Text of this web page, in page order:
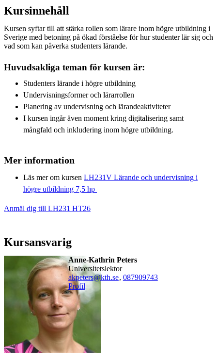
Kursinnehåll
Kursen syftar till att stärka rollen som lärare inom högre utbildning i
Sverige med betoning på ökad förståelse för hur studenter lär sig och
vad som kan påverka studenters lärande.
Huvudsakliga teman för kursen är:
Studenters lärande i högre utbildning
Undervisningsformer och lärarrollen
Planering av undervisning och lärandeaktiviteter
I kursen ingår även moment kring digitalisering samt
mångfald och inkludering inom högre utbildning.
Mer information
Läs mer om kursen LH231V Lärande och undervisning i
högre utbildning 7,5 hp
Anmäl dig till LH231 HT26
Kursansvarig
Anne-Kathrin Peters
universitetslektor
akpeters@kth.se, 087909743
Profil